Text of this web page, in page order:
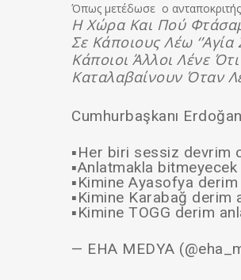
Όπως μετέδωσε ο
Η Χώρα Και Πού
Σε Κάποιους Λέω
Κάποιοι Άλλοι Λένε
Καταλαβαίνουν Όταν
Cumhurbaşkanı
▪️Her biri sessiz devrim
▪️Anlatmakla bitmeyecek
▪️Kimine Ayasofya
▪️Kimine Karabağ derim
▪️Kimine TOGG derim
— EHA MEDYA